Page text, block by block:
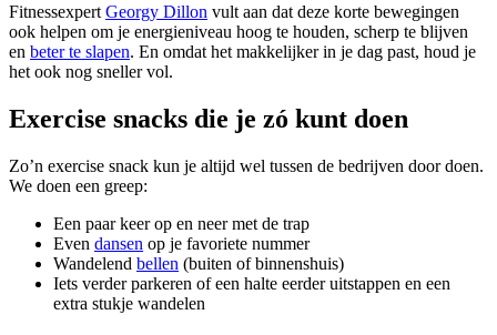
Fitnessexpert Georgy Dillon vult aan dat deze korte bewegingen
ook helpen om je energieniveau hoog te houden, scherp te blijven
en beter te slapen. En omdat het makkelijker in je dag past, houd je
het ook nog sneller vol.
Exercise snacks die je zó kunt doen
Zo’n exercise snack kun je altijd wel tussen de bedrijven door doen.
We doen een greep:
Een paar keer op en neer met de trap
Even dansen op je favoriete nummer
Wandelend bellen (buiten of binnenshuis)
Iets verder parkeren of een halte eerder uitstappen en een
extra stukje wandelen